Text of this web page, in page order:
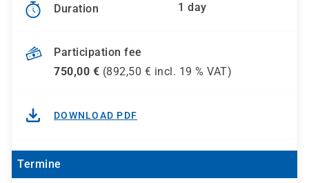
Duration 1 day
Participation fee
750,00 € (892,50 € incl. 19 % VAT)
DOWNLOAD PDF
Termine